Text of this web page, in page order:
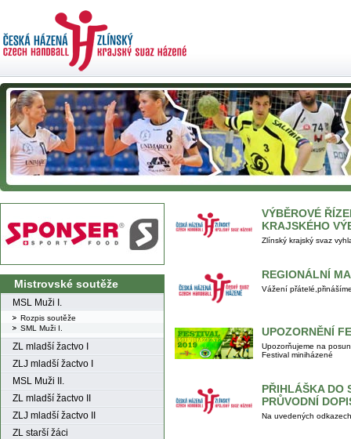
Mistrovské soutěže
MSL Muži I.
Rozpis soutěže
SML Muži I.
ZL mladší žactvo I
ZLJ mladší žactvo I
MSL Muži II.
ZL mladší žactvo II
ZLJ mladší žactvo II
ZL starší žáci
VÝBĚROVÉ
KRAJSKÉHO
Zlínský krajský svaz
REGIONÁLNÍ
Vážení
UPOZORNĚNÍ
Upozorňujeme na
Festival miniházené
PŘIHLÁŠKA DO
PRŮVODNÍ
Na uvedených